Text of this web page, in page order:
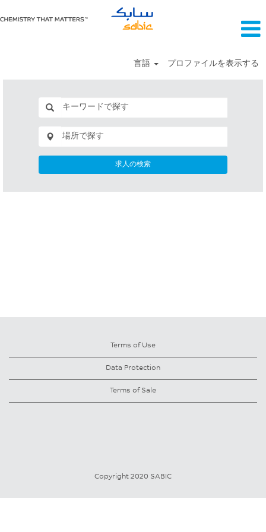
言語 プロファイルを表示する
求人の検索
Terms of Use
Data Protection
Terms of Sale
Copyright 2020 SABIC